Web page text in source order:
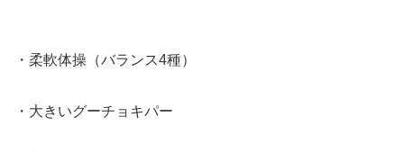
・柔軟体操（バランス4種）
・大きいグーチョキパー